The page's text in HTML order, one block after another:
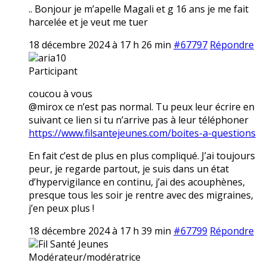
.. Bonjour je m’apelle Magali et g 16 ans je me fait
harcelée et je veut me tuer
18 décembre 2024 à 17 h 26 min #67797 Répondre
aria10
Participant
coucou à vous
@mirox ce n’est pas normal. Tu peux leur écrire en
suivant ce lien si tu n’arrive pas à leur téléphoner
https://www.filsantejeunes.com/boites-a-questions
En fait c’est de plus en plus compliqué. J’ai toujours
peur, je regarde partout, je suis dans un état
d’hypervigilance en continu, j’ai des acouphènes,
presque tous les soir je rentre avec des migraines,
j’en peux plus !
18 décembre 2024 à 17 h 39 min #67799 Répondre
Fil Santé Jeunes
Modérateur/modératrice